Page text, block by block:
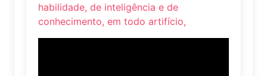
habilidade, de inteligência e de
conhecimento, em todo artifício,